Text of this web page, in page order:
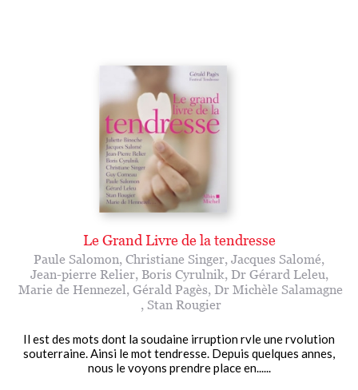
Le Grand Livre de la tendresse
Paule Salomon, Christiane Singer, Jacques Salomé,
Jean-pierre Relier, Boris Cyrulnik, Dr Gérard Leleu,
Marie de Hennezel, Gérald Pagès, Dr Michèle Salamagne
, Stan Rougier
Il est des mots dont la soudaine irruption rvle une rvolution
souterraine. Ainsi le mot tendresse. Depuis quelques annes,
nous le voyons prendre place en......